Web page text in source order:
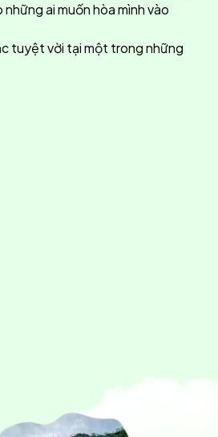
ai muốn hòa mình vào
tuyệt vời tại một trong những